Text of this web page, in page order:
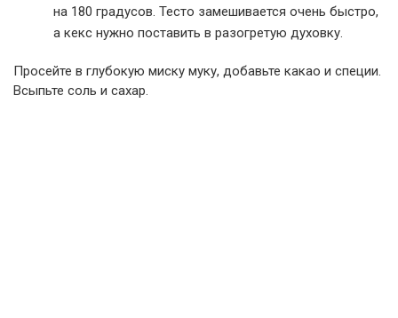
на 180 градусов. Тесто замешивается очень быстро,
а кекс нужно поставить в разогретую духовку.
Просейте в глубокую миску муку, добавьте какао и специи.
Всыпьте соль и сахар.